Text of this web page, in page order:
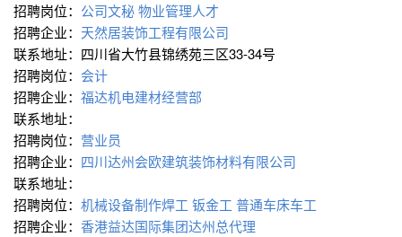
招聘岗位： 公司文秘物业管理人才
招聘企业： 天然居装饰工程有限公司
联系地址：四川省大竹县锦绣苑三区33-34号
招聘岗位： 会计
招聘企业： 福达机电建材经营部
联系地址：
招聘岗位： 营业员
招聘企业： 四川达州会欧建筑装饰材料有限公司
联系地址：
招聘岗位： 机械设备制作焊工 钣金工 普通车床车工
招聘企业： 香港益达国际集团达州总代理